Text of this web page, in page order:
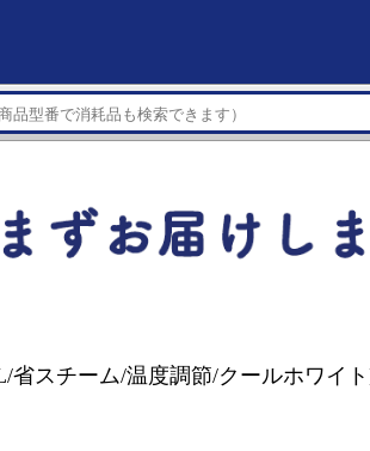
省スチーム/温度調節/クールホワイ